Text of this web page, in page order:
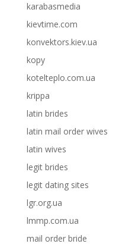
karabasmedia
kievtime.com
konvektors.kiev.ua
kopy
kotelteplo.com.ua
krippa
latin brides
latin mail order wives
latin wives
legit brides
legit dating sites
lgr.org.ua
lmmp.com.ua
mail order bride